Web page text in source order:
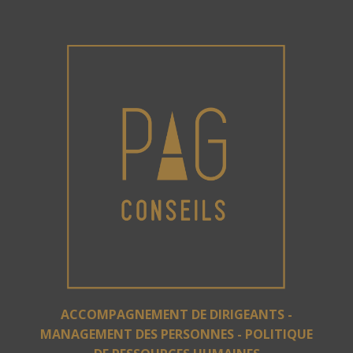
ACCOMPAGNEMENT DE DIRIGEANTS -
MANAGEMENT DES PERSONNES - POLITIQUE